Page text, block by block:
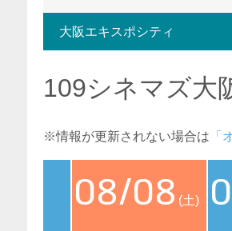
大阪エキスポシティ
109シネマズ大
※情報が更新されない場合は 「
08/08 (土)